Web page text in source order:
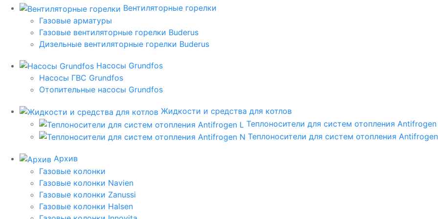
Вентиляторные горелки
Газовые арматуры
Газовые вентиляторные горелки Buderus
Дизельные вентиляторные горелки Buderus
Насосы Grundfos
Насосы ГВС Grundfos
Отопительные насосы Grundfos
Жидкости и средства для котлов
Теплоносители для систем отопления
Теплоносители для систем отопления
Архив
Газовые колонки
Газовые колонки Navien
Газовые колонки Zanussi
Газовые колонки Halsen